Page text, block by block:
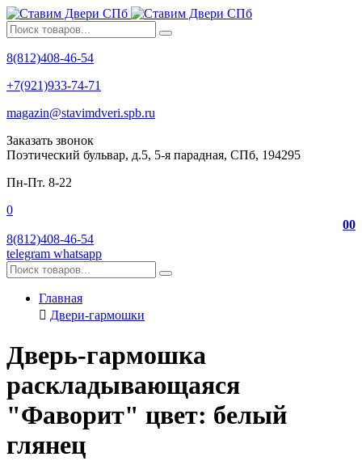
8(812)408-46-54
+7(921)933-74-71
magazin@stavimdveri.spb.ru
Заказать звонок
Поэтический бульвар, д.5, 5-я парадная, СПб, 194295
Пн-Пт. 8-22
0
00
8(812)408-46-54
telegram whatsapp
Главная
Двери-гармошки
Дверь-гармошка
раскладывающаяся
"Фаворит" цвет: белый
глянец